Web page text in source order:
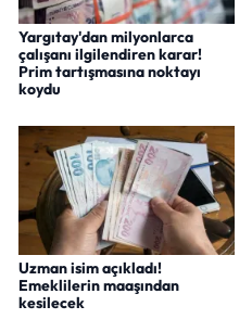
Yargıtay'dan milyonlarca
çalışanı ilgilendiren karar!
Prim tartışmasına noktayı
koydu
Uzman isim açıkladı!
Emeklilerin maaşından
kesilecek